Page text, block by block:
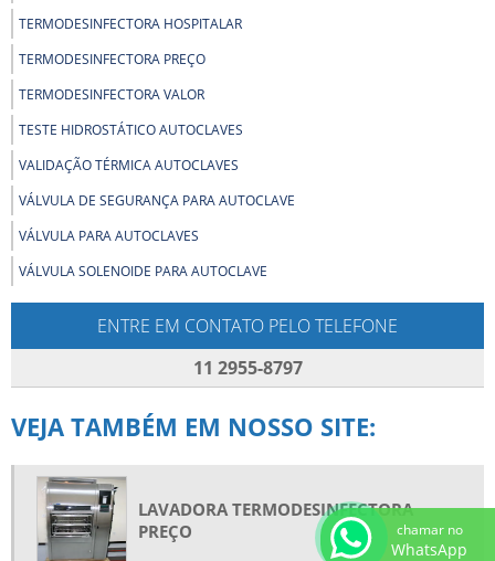
TERMODESINFECTORA HOSPITALAR
TERMODESINFECTORA PREÇO
TERMODESINFECTORA VALOR
TESTE HIDROSTÁTICO AUTOCLAVES
VALIDAÇÃO TÉRMICA AUTOCLAVES
VÁLVULA DE SEGURANÇA PARA AUTOCLAVE
VÁLVULA PARA AUTOCLAVES
VÁLVULA SOLENOIDE PARA AUTOCLAVE
ENTRE EM CONTATO PELO TELEFONE
11 2955-8797
VEJA TAMBÉM EM NOSSO SITE:
LAVADORA TERMODESINFECTORA
PREÇO
chamar no
WhatsApp